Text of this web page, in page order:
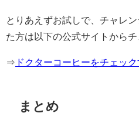
とりあえずお試しで、チャレ
た方は以下の公式サイトからチ
⇒ ドクターコーヒーをチェック
まとめ